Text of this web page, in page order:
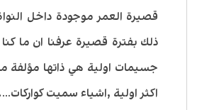
قصيرة العمر موجودة داخل
ذلك بفترة قصيرة عرفنا ان ما
جسيمات اولية هي ذاتها مؤلفة
اكثر اولية ,اشياء سميت